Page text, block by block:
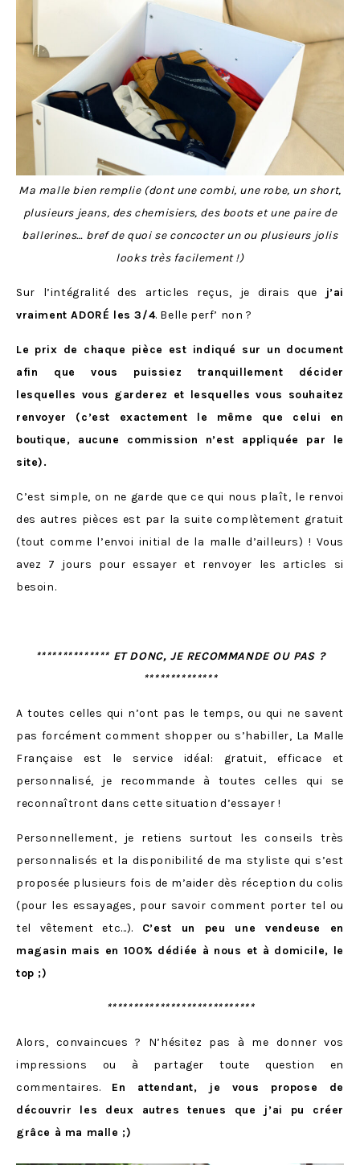
Ma malle bien remplie (dont une combi, une robe, un short,
plusieurs jeans, des chemisiers, des boots et une paire de
ballerines… bref de quoi se concocter un ou plusieurs jolis
looks très facilement !)
Sur l’intégralité des articles reçus, je dirais que
j’ai
vraiment ADORÉ les 3/4. Belle perf’ non ?
Le prix de chaque pièce est indiqué sur un document
afin que vous puissiez tranquillement décider
lesquelles vous garderez et lesquelles vous souhaitez
renvoyer (c’est exactement le même que celui en
boutique, aucune commission n’est appliquée par le
site).
C’est simple, on ne garde que ce qui nous plaît, le renvoi
des autres pièces est par la suite complètement gratuit
(tout comme l’envoi initial de la malle d’ailleurs) ! Vous
avez 7 jours pour essayer et renvoyer les articles si
besoin.
************** ET DONC, JE RECOMMANDE OU PAS ?
**************
A toutes celles qui n’ont pas le temps, ou qui ne savent
pas forcément comment shopper ou s’habiller, La Malle
Française est le service idéal: gratuit, efficace et
personnalisé, je recommande à toutes celles qui se
reconnaîtront dans cette situation d’essayer !
Personnellement, je retiens surtout les conseils très
personnalisés et la disponibilité de ma styliste qui s’est
proposée plusieurs fois de m’aider dès réception du colis
(pour les essayages, pour savoir comment porter tel ou
tel vêtement etc…). C’est un peu une vendeuse en
magasin mais en 100% dédiée à nous et à domicile, le
top ;)
****************************
Alors, convaincues ? N’hésitez pas à me donner vos
impressions ou à partager toute question en
commentaires. En attendant, je vous propose de
découvrir les deux autres tenues que j’ai pu créer
grâce à ma malle ;)